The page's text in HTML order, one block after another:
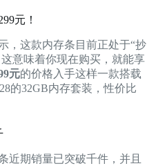
元！
，这款内存条目前正处于“抄
意味着你现在购买，就能享
元的价格入手这样一款搭载
的32GB内存套装，性价比
近期销量已突破千件，并且